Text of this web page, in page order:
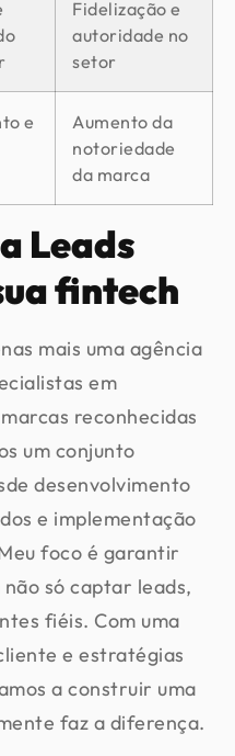
Fidelização e
autoridade no
setor
e
Aumento da
notoriedade
da marca
Leads
fintech
mais uma agência
em
reconhecidas
um conjunto
desenvolvimento
e implementação
foco é garantir
só captar leads,
fiéis. Com uma
e estratégias
a construir uma
faz a diferença.